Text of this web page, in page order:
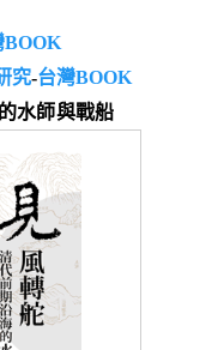
BOOK
究-台灣BOOK
水師與戰船